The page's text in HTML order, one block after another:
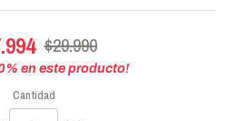
$29.990
% en este producto!
Cantidad